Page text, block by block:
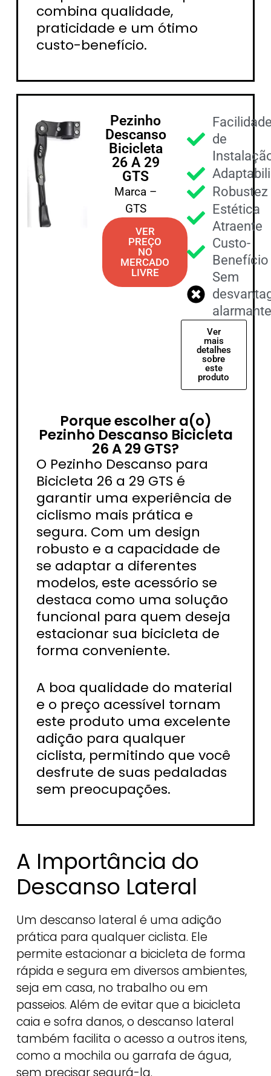
combina qualidade,
praticidade e um ótimo
custo-benefício.
Pezinho
Descanso
Bicicleta
26 A 29
GTS
Marca –
GTS
VER
PREÇO
NO
MERCADO
LIVRE
de
Robustez
Estética
Atraente
Custo-
Benefício
Sem
Ver
mais
detalhes
sobre
este
produto
Porque escolher a(o)
Pezinho Descanso Bicicleta
26 A 29 GTS?
O Pezinho Descanso para
Bicicleta 26 a 29 GTS é
garantir uma experiência de
ciclismo mais prática e
segura. Com um design
robusto e a capacidade de
se adaptar a diferentes
modelos, este acessório se
destaca como uma solução
funcional para quem deseja
estacionar sua bicicleta de
forma conveniente.
A boa qualidade do material
e o preço acessível tornam
este produto uma excelente
adição para qualquer
ciclista, permitindo que você
desfrute de suas pedaladas
sem preocupações.
A Importância do
Descanso Lateral
Um descanso lateral é uma adição
prática para qualquer ciclista. Ele
permite estacionar a bicicleta de forma
rápida e segura em diversos ambientes,
seja em casa, no trabalho ou em
passeios. Além de evitar que a bicicleta
caia e sofra danos, o descanso lateral
também facilita o acesso a outros itens,
como a mochila ou garrafa de água,
sem precisar segurá-la.